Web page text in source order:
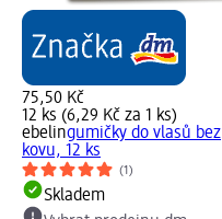
75,50 Kč
12 ks (6,29 Kč za 1 ks)
ebelingumičky do vlasů bez
kovu, 12 ks
(1)
Skladem